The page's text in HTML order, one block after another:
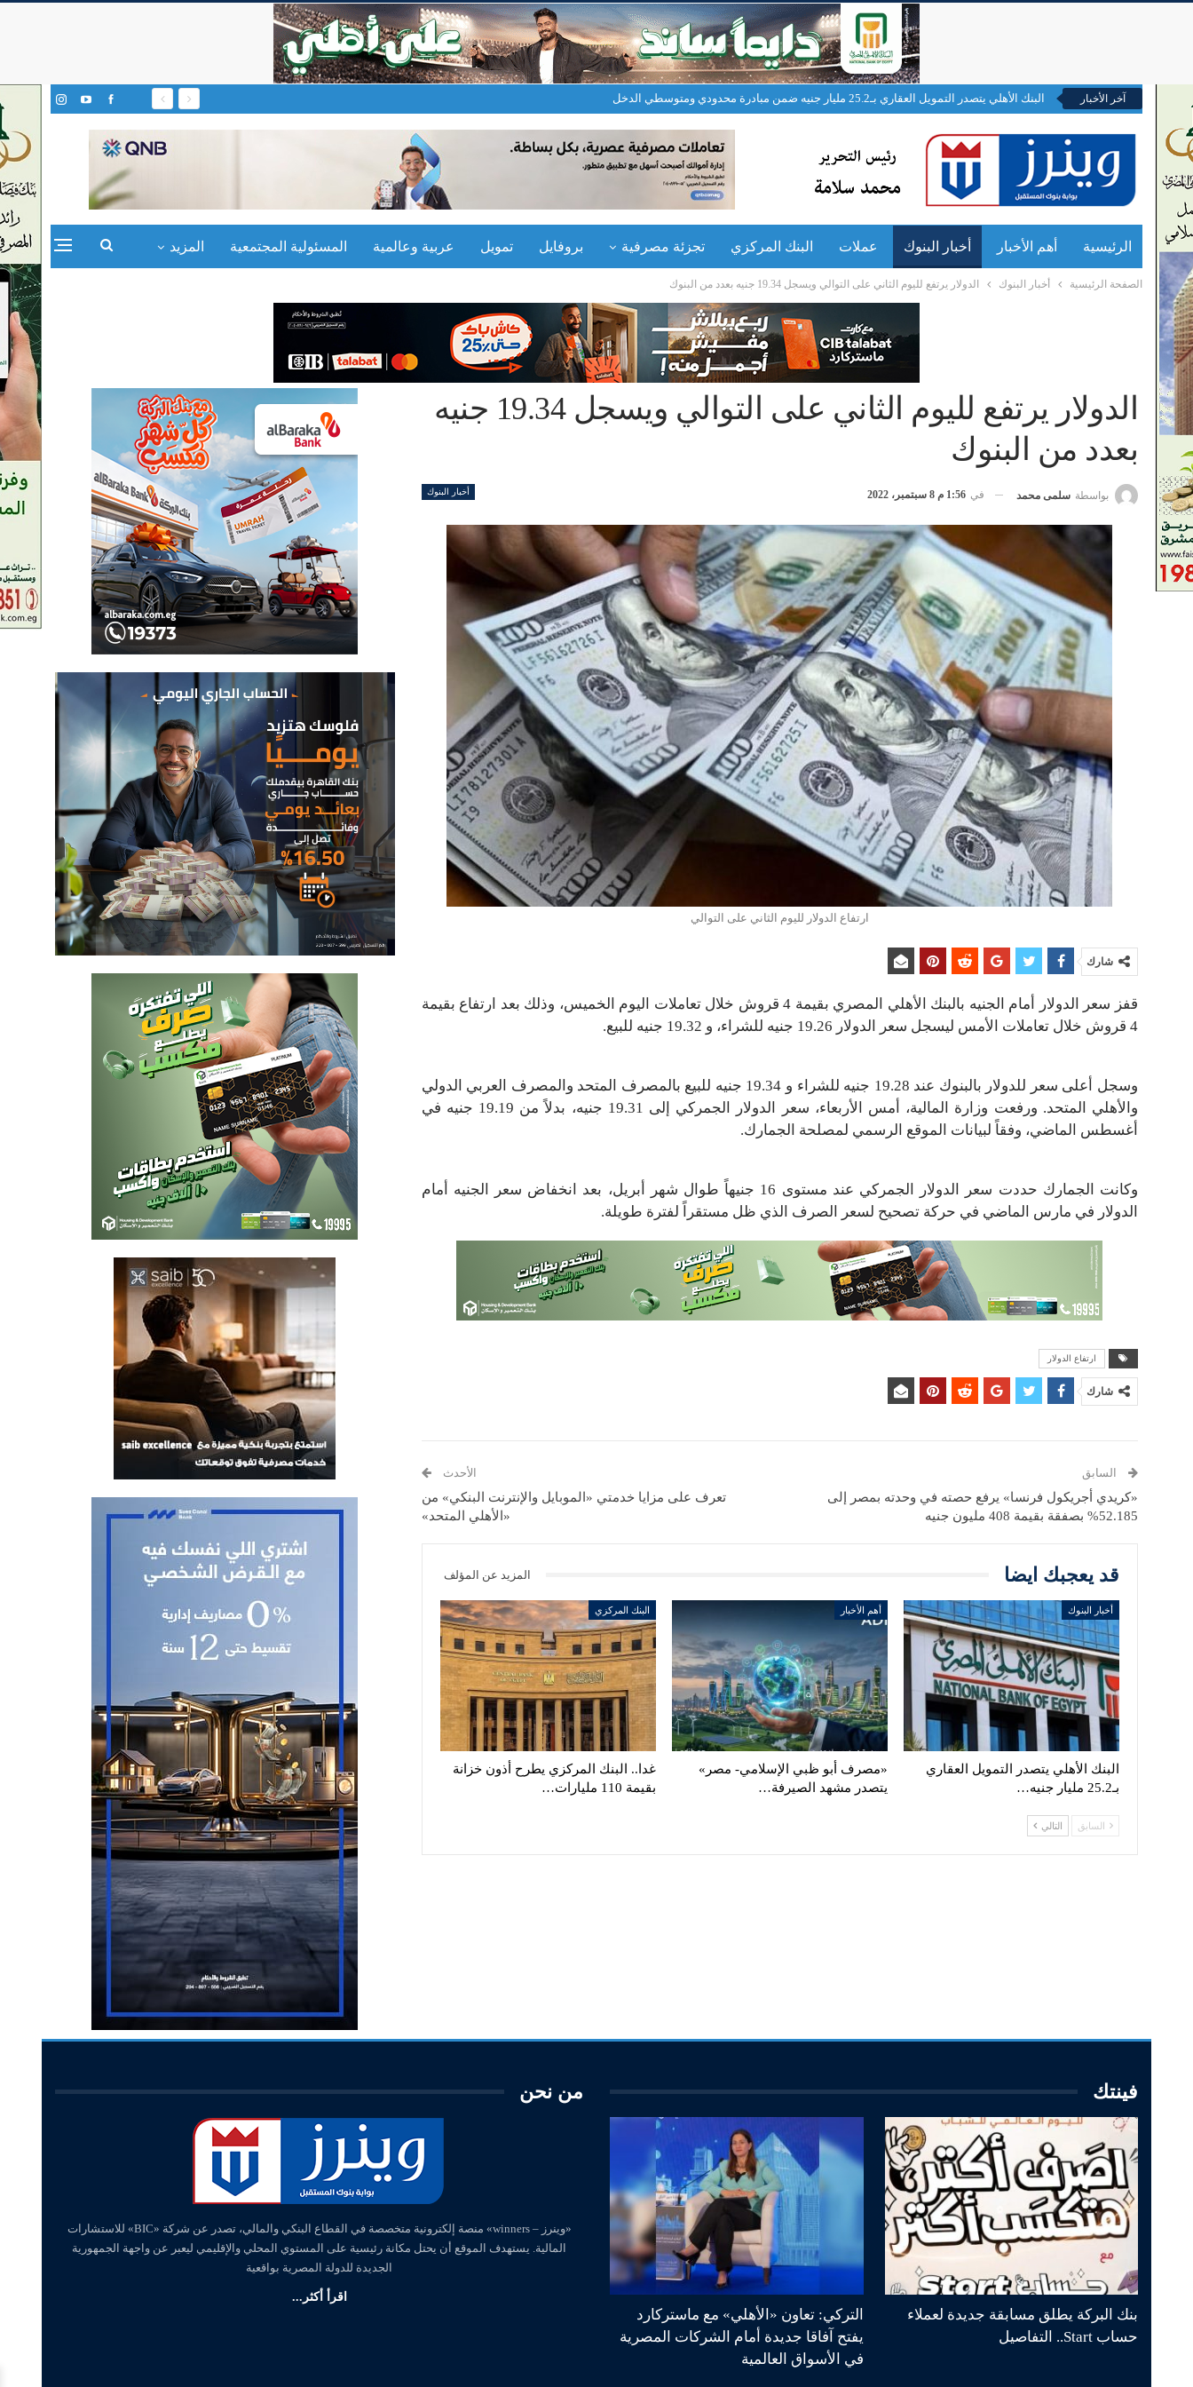
آخر الأخبار البنك الأهلي يتصدر التمويل العقاري بـ25.2 مليار جنيه ضمن مبادرة محدودي ومتوسطي الدخل
الرئيسية أهم الأخبار أخبار البنوك عملات البنك المركزي تجزئة مصرفية بروفايل تمويل عربية وعالمية المسئولية المجتمعية المزيد
الصفحة الرئيسية أخبار البنوك الدولار يرتفع لليوم الثاني على التوالي ويسجل 19.34 جنيه بعدد من البنوك
الدولار يرتفع لليوم الثاني على التوالي ويسجل 19.34 جنيه
بعدد من البنوك
أخبار البنوك بواسطة سلمى محمد في 1:56 م 8 سبتمبر، 2022
ارتفاع الدولار لليوم الثاني على التوالي
شارك
قفز سعر الدولار أمام الجنيه بالبنك الأهلي المصري بقيمة 4 قروش خلال تعاملات اليوم الخميس، وذلك بعد ارتفاع بقيمة
4 قروش خلال تعاملات الأمس ليسجل سعر الدولار 19.26 جنيه للشراء، و 19.32 جنيه للبيع.
وسجل أعلى سعر للدولار بالبنوك عند 19.28 جنيه للشراء و 19.34 جنيه للبيع بالمصرف المتحد والمصرف العربي الدولي
والأهلي المتحد. ورفعت وزارة المالية، أمس الأربعاء، سعر الدولار الجمركي إلى 19.31 جنيه، بدلاً من 19.19 جنيه في
أغسطس الماضي، وفقاً لبيانات الموقع الرسمي لمصلحة الجمارك.
وكانت الجمارك حددت سعر الدولار الجمركي عند مستوى 16 جنيهاً طوال شهر أبريل، بعد انخفاض سعر الجنيه أمام
الدولار في مارس الماضي في حركة تصحيح لسعر الصرف الذي ظل مستقراً لفترة طويلة.
ارتفاع الدولار
شارك
السابق
«كريدي أجريكول فرنسا» يرفع حصته في وحدته بمصر إلى
52.185% بصفقة بقيمة 408 مليون جنيه
الأحدث
تعرف على مزايا خدمتي «الموبايل والإنترنت البنكي» من
«الأهلي المتحد»
قد يعجبك ايضا المزيد عن المؤلف
أخبار البنوك
البنك الأهلي يتصدر التمويل العقاري
بـ25.2 مليار جنيه…
أهم الأخبار
«مصرف أبو ظبي الإسلامي- مصر»
يتصدر مشهد الصيرفة…
البنك المركزي
غدا.. البنك المركزي يطرح أذون خزانة
بقيمة 110 مليارات…
السابق التالي
فينتك
بنك البركة يطلق مسابقة جديدة لعملاء
حساب Start.. التفاصيل
التركي: تعاون «الأهلي» مع ماستركارد
يفتح آفاقا جديدة أمام الشركات المصرية
في الأسواق العالمية
من نحن
«وينرز – winners» منصة إلكترونية متخصصة في القطاع البنكي والمالي، تصدر عن شركة «BIC» للاستشارات
المالية. يستهدف الموقع أن يحتل مكانة رئيسية على المستوي المحلي والإقليمي ليعبر عن واجهة الجمهورية
الجديدة للدولة المصرية بواقعية
اقرأ أكثر...